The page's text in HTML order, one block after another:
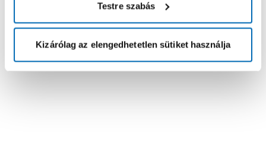
Testre szabás
Kizárólag az elengedhetetlen sütiket használja